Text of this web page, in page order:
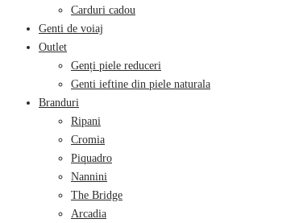
Carduri cadou
Genti de voiaj
Outlet
Genți piele reduceri
Genti ieftine din piele naturala
Branduri
Ripani
Cromia
Piquadro
Nannini
The Bridge
Arcadia